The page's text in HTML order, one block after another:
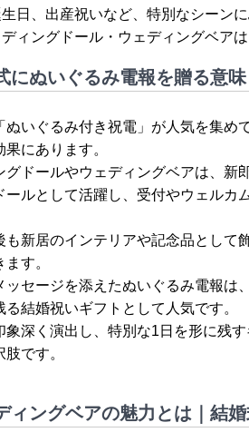
日、出産祝いなど、特別なシーン
ィングドール・ウェディングベア
にぬいぐるみ電報を贈る意
ぬいぐるみ付き祝電」が人気を集め
果にあります。
グドールやウェディングベアは、新
ールとして活躍し、受付やウェルカ
も新居のインテリアや記念品として
す。
ッセージを添えたぬいぐるみ電報は
る結婚祝いギフトとして人気です。
象深く演出し、特別な1日を形に残
です。
ィングベアの魅力とは｜結